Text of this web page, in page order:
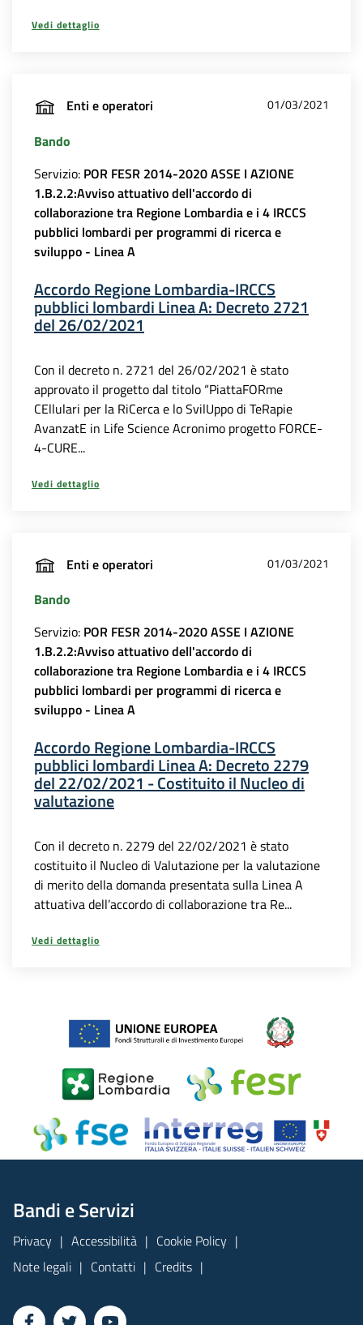
Vedi dettaglio
Enti e operatori 01/03/2021
Bando
Servizio: POR FESR 2014-2020 ASSE I AZIONE
1.B.2.2:Avviso attuativo dell'accordo di
collaborazione tra Regione Lombardia e i 4 IRCCS
pubblici lombardi per programmi di ricerca e
sviluppo - Linea A
Accordo Regione Lombardia-IRCCS
pubblici lombardi Linea A: Decreto 2721
del 26/02/2021
Con il decreto n. 2721 del 26/02/2021 è stato
approvato il progetto dal titolo “PiattaFORme
CEllulari per la RiCerca e lo SvilUppo di TeRapie
AvanzatE in Life Science Acronimo progetto FORCE-
4-CURE...
Vedi dettaglio
Enti e operatori 01/03/2021
Bando
Servizio: POR FESR 2014-2020 ASSE I AZIONE
1.B.2.2:Avviso attuativo dell'accordo di
collaborazione tra Regione Lombardia e i 4 IRCCS
pubblici lombardi per programmi di ricerca e
sviluppo - Linea A
Accordo Regione Lombardia-IRCCS
pubblici lombardi Linea A: Decreto 2279
del 22/02/2021 - Costituito il Nucleo di
valutazione
Con il decreto n. 2279 del 22/02/2021 è stato
costituito il Nucleo di Valutazione per la valutazione
di merito della domanda presentata sulla Linea A
attuativa dell’accordo di collaborazione tra Re...
Vedi dettaglio
Bandi e Servizi
Privacy Accessibilità
Cookie Policy
Note legali
Contatti Credits